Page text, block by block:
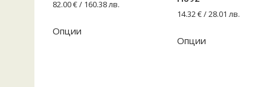
82.00€/ 160.38 лв.
Опции
14.32€/ 28.01 лв.
Опции